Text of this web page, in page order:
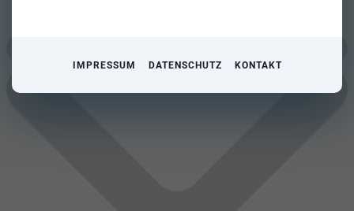
IMPRESSUM DATENSCHUTZ KONTAKT